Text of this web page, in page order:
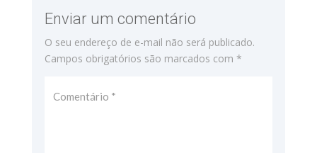
Enviar um comentário
O seu endereço de e-mail não será publicado.
Campos obrigatórios são marcados com *